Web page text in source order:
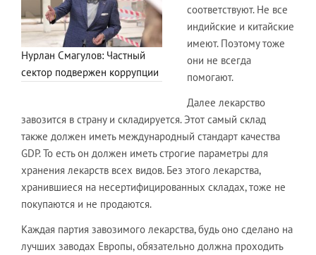
Нурлан Смагулов: Частный
сектор подвержен коррупции
соответствуют. Не все
индийские и китайские
имеют. Поэтому тоже
они не всегда
помогают.
Далее лекарство
завозится в страну и складируется. Этот самый склад
также должен иметь международный стандарт качества
GDP. То есть он должен иметь строгие параметры для
хранения лекарств всех видов. Без этого лекарства,
хранившиеся на несертифицированных складах, тоже не
покупаются и не продаются.
Каждая партия завозимого лекарства, будь оно сделано на
лучших заводах Европы, обязательно должна проходить